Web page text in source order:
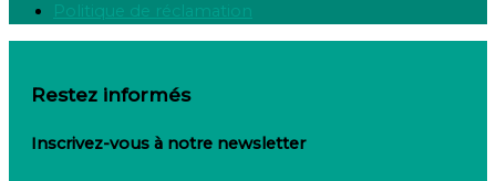
Politique de réclamation
Restez informés
Inscrivez-vous à notre newsletter